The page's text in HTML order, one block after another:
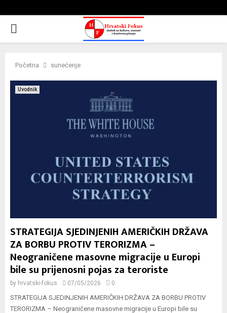
PRIMARY
Početna sunećenje
Uvodnik
STRATEGIJA SJEDINJENIH AMERIČKIH DRŽAVA
ZA BORBU PROTIV TERORIZMA –
Neograničene masovne migracije u Europi
bile su prijenosni pojas za teroriste
by hrvatski-fokus 07/05/2026 0
STRATEGIJA SJEDINJENIH AMERIČKIH DRŽAVA ZA BORBU PROTIV
TERORIZMA – Neograničene masovne migracije u Europi bile su